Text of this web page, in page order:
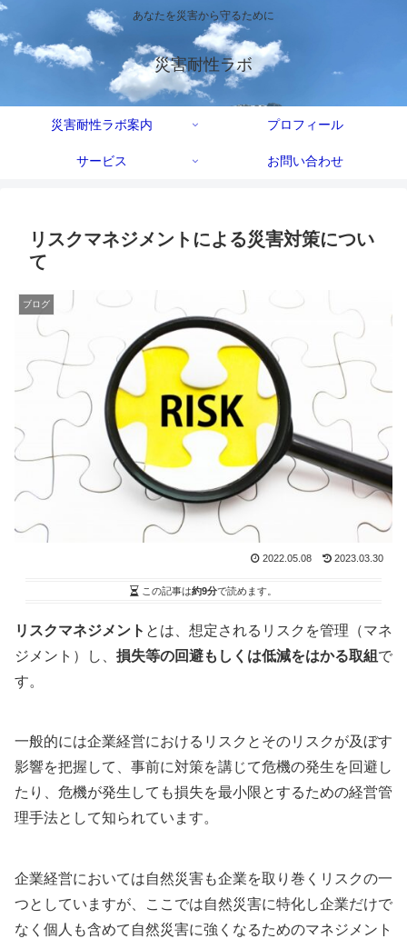
あなたを災害から守るために
災害耐性ラボ
災害耐性ラボ案内 プロフィール
サービス お問い合わせ
リスクマネジメントによる災害対策につい
て
ブログ
2022.05.08 2023.03.30
この記事は約9分で読めます。
リスクマネジメント とは、想定されるリスクを管理（マネ
ジメント）し、 損失等の回避もしくは低減をはかる取組 で
す。
一般的には企業経営におけるリスクとそのリスクが及ぼす
影響を把握して、事前に対策を講じて危機の発生を回避し
たり、危機が発生しても損失を最小限とするための経営管
理手法として知られています。
企業経営においては自然災害も企業を取り巻くリスクの一
つとしていますが、ここでは自然災害に特化し企業だけで
なく個人も含めて自然災害に強くなるためのマネジメント